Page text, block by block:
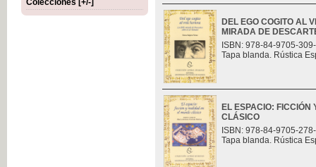
Colecciones [+/-]
DEL EGO COGITO AL
MIRADA DE
ISBN: 978-84-9705-
Tapa blanda. Rústica
EL ESPACIO:
CLÁSICO
ISBN: 978-84-9705-
Tapa blanda. Rústica